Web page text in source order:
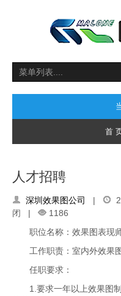
首
人才招聘
深圳效果图公司 |
闭 |
1186
职位名称：效果图表现
工作职责：室内外效果
任职要求：
1.要求一年以上效果图